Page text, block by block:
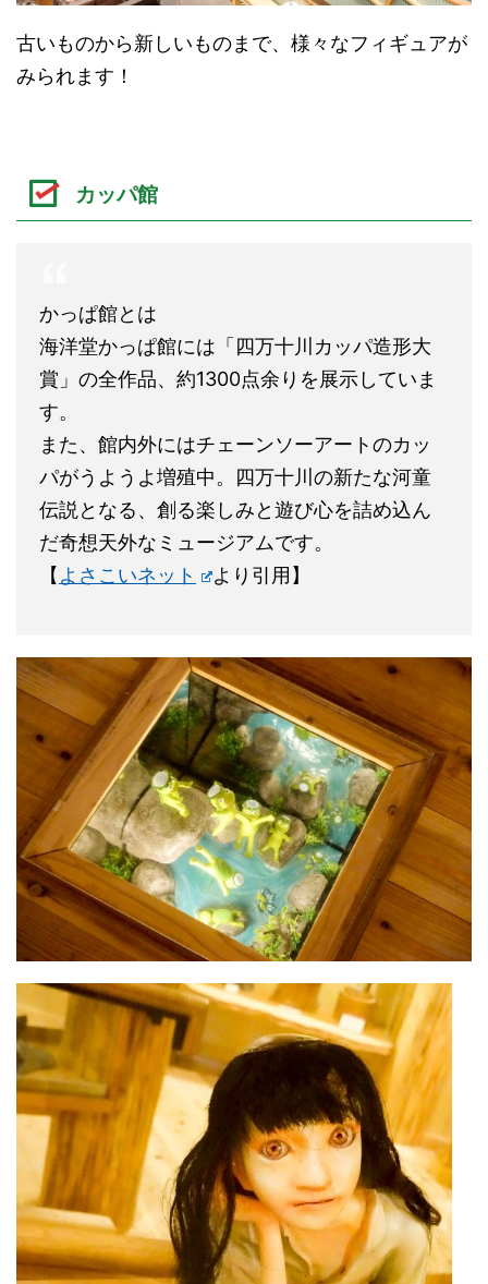
古いものから新しいものまで、様々なフィギュアが
みられます！
カッパ館
かっぱ館とは
海洋堂かっぱ館には「四万十川カッパ造形大
賞」の全作品、約1300点余りを展示していま
す。
また、館内外にはチェーンソーアートのカッ
パがうようよ増殖中。四万十川の新たな河童
伝説となる、創る楽しみと遊び心を詰め込ん
だ奇想天外なミュージアムです。
【 よさこいネット より引用】